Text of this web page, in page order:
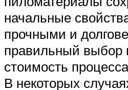
начальные
прочными и
правильный выбор
стоимость
В некоторых